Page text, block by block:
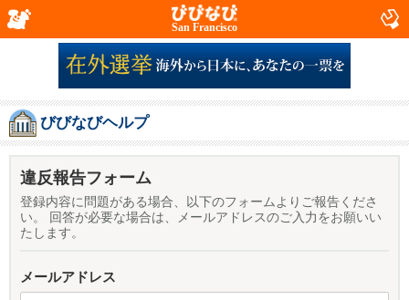
San Francisco
びびなびヘルプ
違反報告フォーム
登録内容に問題がある場合、以下のフォームよりご報告くださ
い。 回答が必要な場合は、メールアドレスのご入力をお願いい
たします。
メールアドレス